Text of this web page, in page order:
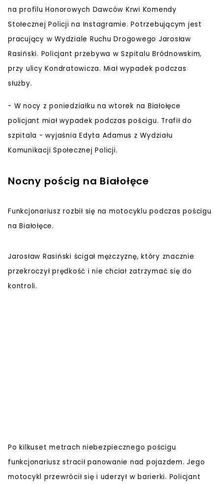
na profilu Honorowych Dawców Krwi Komendy
Stołecznej Policji na Instagramie. Potrzebującym jest
pracujący w Wydziale Ruchu Drogowego Jarosław
Rasiński. Policjant przebywa w Szpitalu Bródnowskim,
przy ulicy Kondratowicza. Miał wypadek podczas
służby.
- W nocy z poniedziałku na wtorek na Białołęce
policjant miał wypadek podczas pościgu. Trafił do
szpitala - wyjaśnia Edyta Adamus z Wydziału
Komunikacji Społecznej Policji.
Nocny pościg na Białołęce
Funkcjonariusz rozbił się na motocyklu podczas pościgu
na Białołęce.
Jarosław Rasiński ścigał mężczyznę, który znacznie
przekroczył prędkość i nie chciał zatrzymać się do
kontroli.
Po kilkuset metrach niebezpiecznego pościgu
funkcjonariusz stracił panowanie nad pojazdem. Jego
motocykl przewrócił się i uderzył w barierki. Policjant